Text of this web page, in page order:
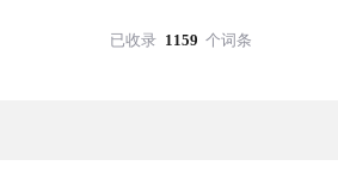
已收录 1159 个词条